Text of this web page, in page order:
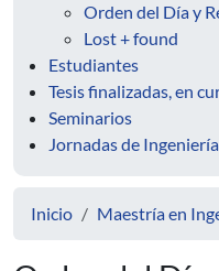
Orden del Día y
Lost + found
Estudiantes
Tesis finalizadas, en
Seminarios
Jornadas de
Inicio Maestría en